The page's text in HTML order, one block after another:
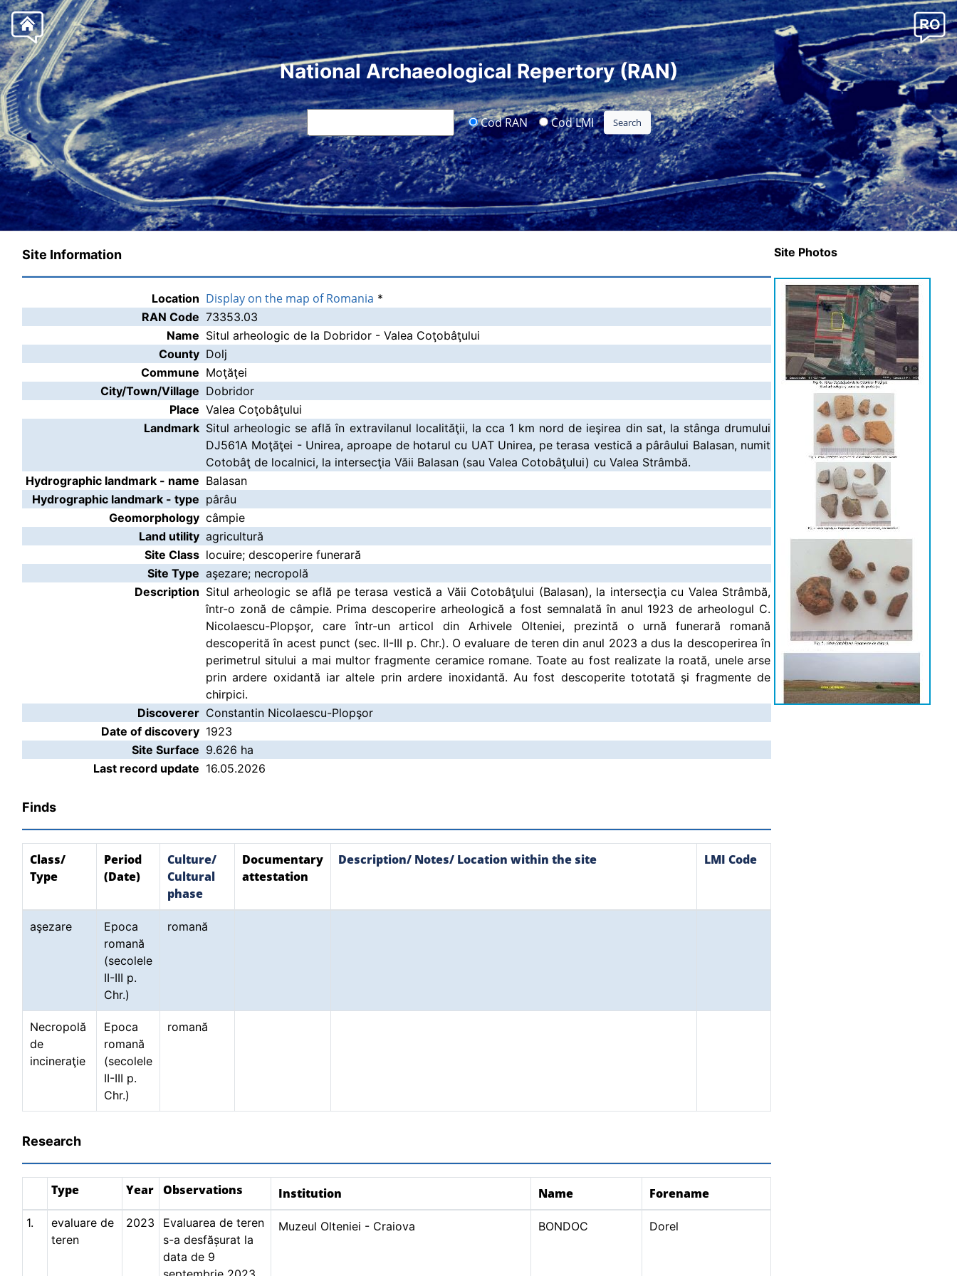
National Archaeological Repertory (RAN)
Cod RAN Cod LMI
Site Information
Location Display on the map of Romania *
RAN Code 73353.03
Name Situl arheologic de la Dobridor - Valea Coţobâţului
County Dolj
Commune Moţăţei
City/Town/Village Dobridor
Place Valea Coţobâţului
Landmark Situl arheologic se află în extravilanul localităţii, la cca 1 km nord de ieşirea din sat, la stânga drumului
DJ561A Moţăţei - Unirea, aproape de hotarul cu UAT Unirea, pe terasa vestică a pârâului Balasan, numit
Cotobâţ de localnici, la intersecţia Văii Balasan (sau Valea Cotobâţului) cu Valea Strâmbă.
Hydrographic landmark - name Balasan
Hydrographic landmark - type pârâu
Geomorphology câmpie
Land utility agricultură
Site Class locuire; descoperire funerară
Site Type aşezare; necropolă
Description Situl arheologic se află pe terasa vestică a Văii Cotobâţului (Balasan), la intersecţia cu Valea Strâmbă,
într-o zonă de câmpie. Prima descoperire arheologică a fost semnalată în anul 1923 de arheologul C.
Nicolaescu-Plopşor, care într-un articol din Arhivele Olteniei, prezintă o urnă funerară romană
descoperită în acest punct (sec. II-III p. Chr.). O evaluare de teren din anul 2023 a dus la descoperirea în
perimetrul sitului a mai multor fragmente ceramice romane. Toate au fost realizate la roată, unele arse
prin ardere oxidantă iar altele prin ardere inoxidantă. Au fost descoperite tototată şi fragmente de
chirpici.
Discoverer Constantin Nicolaescu-Plopşor
Date of discovery 1923
Site Surface 9.626 ha
Last record update 16.05.2026
Finds
Class/
Type
Period
(Date)
Culture/
Cultural
phase
Documentary
attestation
Description/ Notes/ Location within the site LMI Code
aşezare
Epoca
romană
(secolele
II-III p.
Chr.)
romană
Necropolă
de
incineraţie
Epoca
romană
(secolele
II-III p.
Chr.)
romană
Research
Type Year Observations Institution Name Forename
1.
evaluare de
teren
2023
Evaluarea de teren
s-a desfășurat la
data de 9
Muzeul Olteniei - Craiova BONDOC Dorel
Site Photos